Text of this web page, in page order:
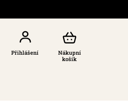
Nákupní
košík
Přihlášení